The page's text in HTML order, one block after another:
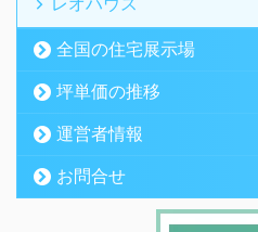
全国の住宅展示場
坪単価の推移
運営者情報
お問合せ